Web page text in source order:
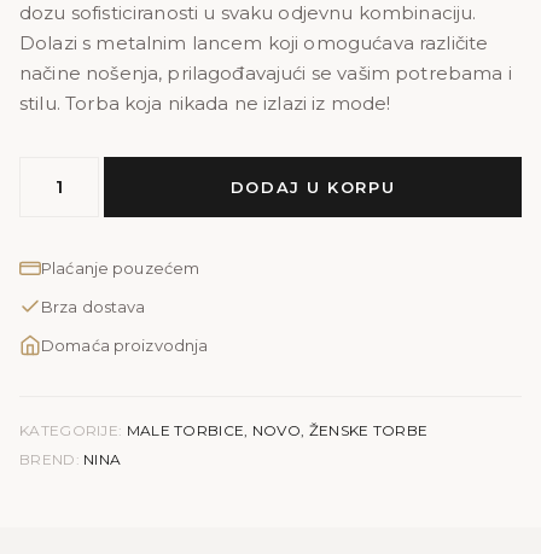
dozu sofisticiranosti u svaku odjevnu kombinaciju.
Dolazi s metalnim lancem koji omogućava različite
načine nošenja, prilagođavajući se vašim potrebama i
stilu. Torba koja nikada ne izlazi iz mode!
NINA
roza
DODAJ U KORPU
Plaćanje pouzećem
Brza dostava
Domaća proizvodnja
KATEGORIJE: MALE TORBICE, NOVO, ŽENSKE TORBE
BREND: NINA